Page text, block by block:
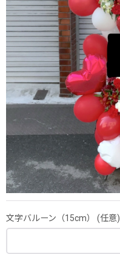
文字バルーン（15cm） (任意)